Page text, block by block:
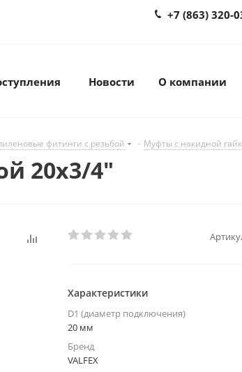
+7 (863) 320-
Новости О компании
фитинги с резьбой - Муфты с накидной
20х3/4"
Характеристики
D1 (диаметр подключения)
20 мм
Бренд
VALFEX